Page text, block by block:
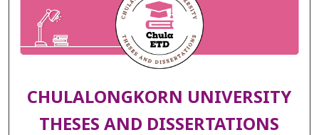
CHULALONGKORN UNIVERSITY
THESES AND DISSERTATIONS